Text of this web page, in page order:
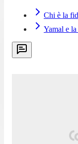
Chi è la
Yamal e